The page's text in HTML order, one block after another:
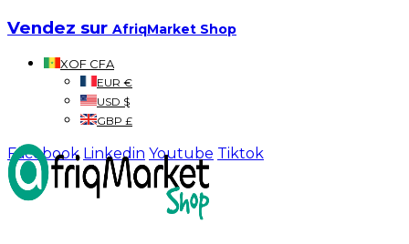
Vendez sur AfriqMarket Shop
XOF CFA
EUR €
USD $
GBP £
Facebook Linkedin Youtube Tiktok